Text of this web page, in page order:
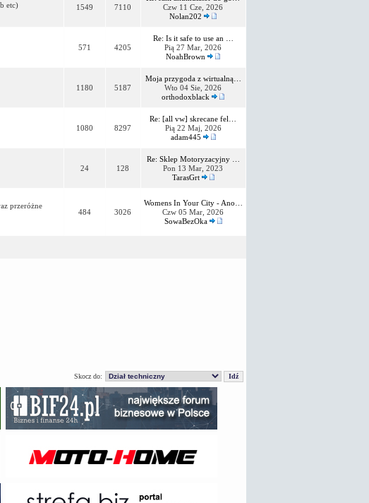
etc)
1549 7110
Czw 11 Cze, 2026
Nolan202
571 4205
Re: Is it safe to use an …
Pią 27 Mar, 2026
NoahBrown
1180 5187
Moja przygoda z wirtualną…
Wto 04 Sie, 2026
orthodoxblack
1080 8297
Re: [all vw] skrecane fel…
Pią 22 Maj, 2026
adam445
24 128
Re: Sklep Motoryzacyjny …
Pon 13 Mar, 2023
TarasGrt
przeróżne
484 3026
Womens In Your City - Ano…
Czw 05 Mar, 2026
SowaBezOka
Skocz do: